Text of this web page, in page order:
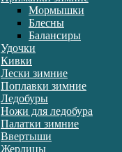
Мормышки
Блесны
Балансиры
Удочки
Кивки
Лески зимние
Поплавки зимние
Ледобуры
Ножи для ледобура
Палатки зимние
Ввертыши
Жерлицы